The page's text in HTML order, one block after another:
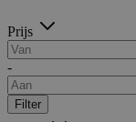
Prijs
-
Filter